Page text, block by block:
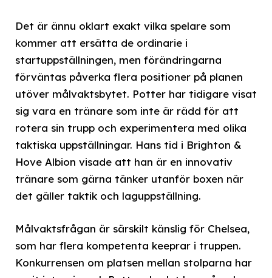
Det är ännu oklart exakt vilka spelare som
kommer att ersätta de ordinarie i
startuppställningen, men förändringarna
förväntas påverka flera positioner på planen
utöver målvaktsbytet. Potter har tidigare visat
sig vara en tränare som inte är rädd för att
rotera sin trupp och experimentera med olika
taktiska uppställningar. Hans tid i Brighton &
Hove Albion visade att han är en innovativ
tränare som gärna tänker utanför boxen när
det gäller taktik och laguppställning.
Målvaktsfrågan är särskilt känslig för Chelsea,
som har flera kompetenta keeprar i truppen.
Konkurrensen om platsen mellan stolparna har